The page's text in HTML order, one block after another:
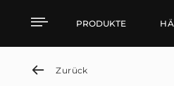
Das größte
PRODUKTE
Zurück